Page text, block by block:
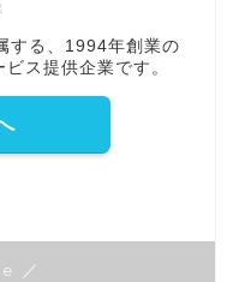
する、1994年創業の
ス提供企業です。
／